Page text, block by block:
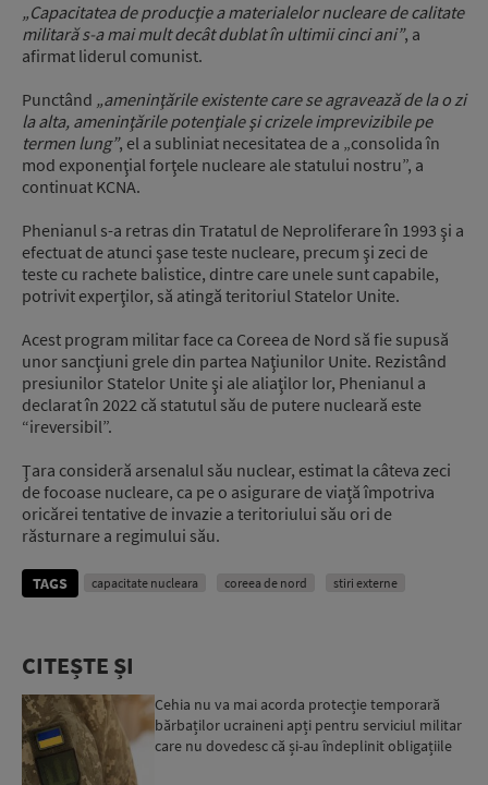
„Capacitatea de producţie a materialelor nucleare de calitate
militară s-a mai mult decât dublat în ultimii cinci ani”, a
afirmat liderul comunist.
Punctând „ameninţările existente care se agravează de la o zi
la alta, ameninţările potenţiale şi crizele imprevizibile pe
termen lung”, el a subliniat necesitatea de a „consolida în
mod exponenţial forţele nucleare ale statului nostru”, a
continuat KCNA.
Phenianul s-a retras din Tratatul de Neproliferare în 1993 şi a
efectuat de atunci şase teste nucleare, precum şi zeci de
teste cu rachete balistice, dintre care unele sunt capabile,
potrivit experţilor, să atingă teritoriul Statelor Unite.
Acest program militar face ca Coreea de Nord să fie supusă
unor sancţiuni grele din partea Naţiunilor Unite. Rezistând
presiunilor Statelor Unite şi ale aliaţilor lor, Phenianul a
declarat în 2022 că statutul său de putere nucleară este
“ireversibil”.
Ţara consideră arsenalul său nuclear, estimat la câteva zeci
de focoase nucleare, ca pe o asigurare de viaţă împotriva
oricărei tentative de invazie a teritoriului său ori de
răsturnare a regimului său.
TAGS capacitate nucleara coreea de nord stiri externe
CITEȘTE ȘI
Cehia nu va mai acorda protecție temporară
bărbaților ucraineni apți pentru serviciul militar
care nu dovedesc că și-au îndeplinit obligațiile